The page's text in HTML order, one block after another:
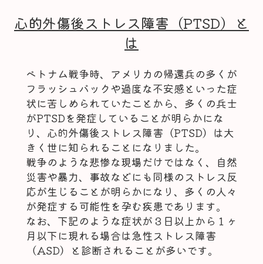
心的外傷後ストレス障害（PTSD）と
は
ベトナム戦争時、アメリカの帰還兵の多くが
フラッシュバックや過度な不安感といった症
状に苦しめられていたことから、多くの兵士
がPTSDを発症していることが明らかにな
り、心的外傷後ストレス障害（PTSD）は大
きく世に知られることになりました。
戦争のような悲惨な現場だけではなく、自然
災害や暴力、事故などにも同様のストレス反
応が生じることが明らかになり、多くの人々
が発症する可能性を孕む疾患であります。
なお、下記のような症状が３日以上から１ヶ
月以下に現れる場合は急性ストレス障害
（ASD）と診断されることが多いです。